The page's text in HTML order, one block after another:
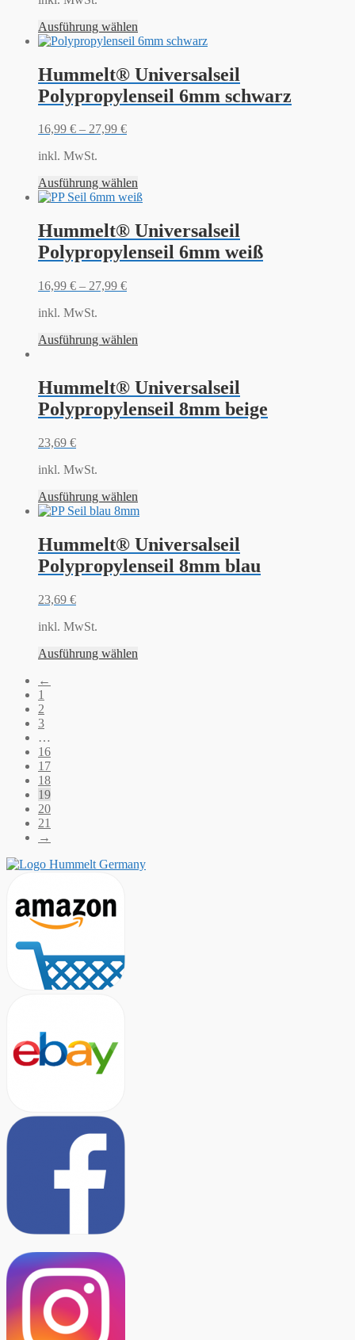
Ausführung wählen
Hummelt® Universalseil
Polypropylenseil 6mm schwarz
16,99 € – 27,99 €
inkl. MwSt.
Ausführung wählen
Hummelt® Universalseil
Polypropylenseil 6mm weiß
16,99 € – 27,99 €
inkl. MwSt.
Ausführung wählen
Hummelt® Universalseil
Polypropylenseil 8mm beige
23,69 €
inkl. MwSt.
Ausführung wählen
Hummelt® Universalseil
Polypropylenseil 8mm blau
23,69 €
inkl. MwSt.
Ausführung wählen
←
1
2
3
…
16
17
18
19
20
21
→